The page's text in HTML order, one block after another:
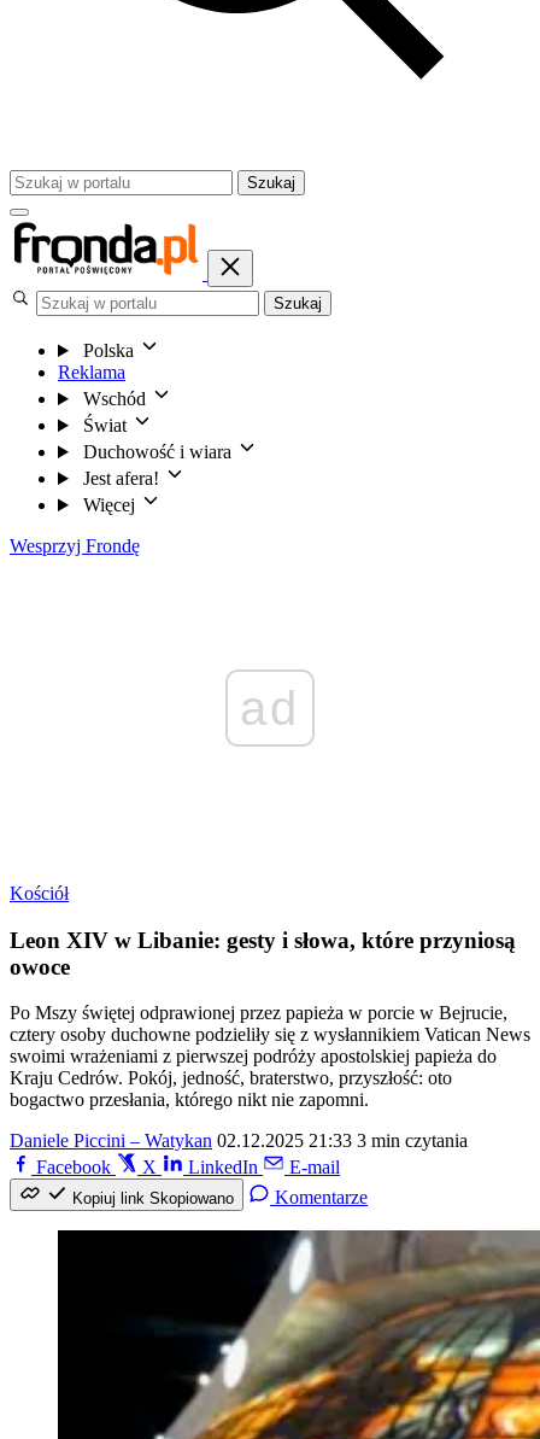
Szukaj
Szukaj
Polska
Reklama
Wschód
Świat
Duchowość i wiara
Jest afera!
Więcej
Wesprzyj Frondę
ad
Kościół
Leon XIV w Libanie: gesty i słowa, które przyniosą
owoce
Po Mszy świętej odprawionej przez papieża w porcie w Bejrucie,
cztery osoby duchowne podzieliły się z wysłannikiem Vatican News
swoimi wrażeniami z pierwszej podróży apostolskiej papieża do
Kraju Cedrów. Pokój, jedność, braterstwo, przyszłość: oto
bogactwo przesłania, którego nikt nie zapomni.
Daniele Piccini – Watykan 02.12.2025 21:33 3 min czytania
Facebook
X LinkedIn E-mail
Kopiuj link Skopiowano Komentarze